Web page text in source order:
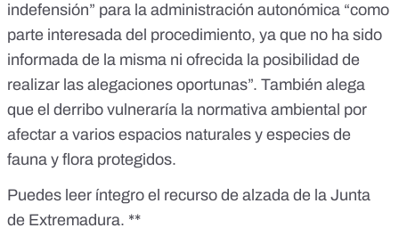
indefensión” para la administración autonómica “como
parte interesada del procedimiento, ya que no ha sido
informada de la misma ni ofrecida la posibilidad de
realizar las alegaciones oportunas”. También alega
que el derribo vulneraría la normativa ambiental por
afectar a varios espacios naturales y especies de
fauna y flora protegidos.
Puedes leer íntegro el recurso de alzada de la Junta
de Extremadura. **